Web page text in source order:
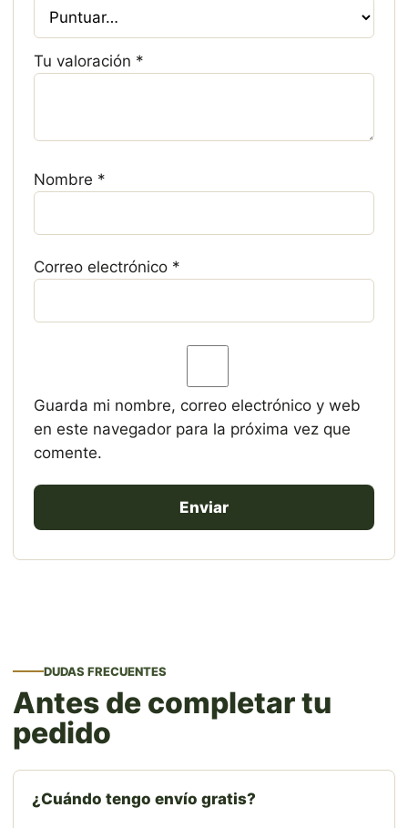
Tu valoración *
Nombre *
Correo electrónico *
Guarda mi nombre, correo electrónico y web
en este navegador para la próxima vez que
comente.
DUDAS FRECUENTES
Antes de completar tu
pedido
¿Cuándo tengo envío gratis?